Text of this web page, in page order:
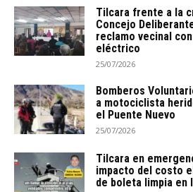
Tilcara frente a la
Concejo
reclamo vecinal
eléctrico
25/07/2026
Bomberos
a motociclista
el Puente Nuevo
25/07/2026
Tilcara en
impacto del costo
de boleta limpia en